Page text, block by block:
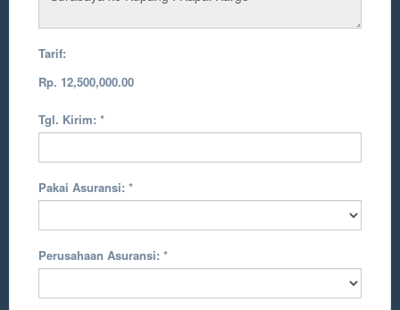
Tarif:
Rp. 12,500,000.00
Tgl. Kirim: *
Pakai Asuransi: *
Perusahaan Asuransi: *